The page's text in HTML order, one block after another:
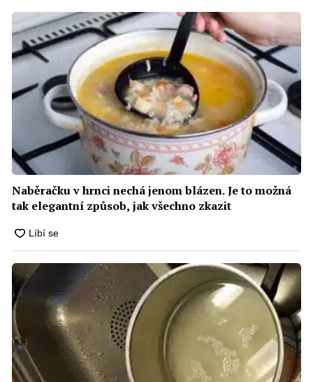
Naběračku v hrnci nechá jenom blázen. Je to možná
tak elegantní způsob, jak všechno zkazit